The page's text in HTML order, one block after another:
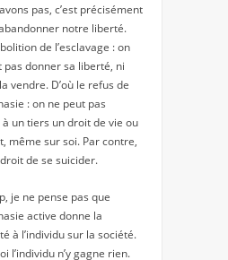
pas, c’est précisément
notre liberté.
de l’esclavage : on
pas donner sa liberté, ni
vendre. D’où le refus de
: on ne peut pas
un tiers un droit de vie ou
même sur soi. Par contre,
de se suicider.
je ne pense pas que
active donne la
à l’individu sur la société.
l’individu n’y gagne rien.